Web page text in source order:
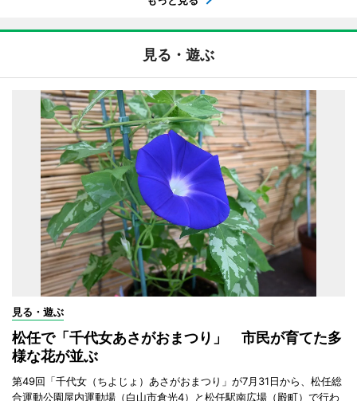
見る・遊ぶ
見る・遊ぶ
松任で「千代女あさがおまつり」 市民が育てた多
様な花が並ぶ
第49回「千代女（ちよじょ）あさがおまつり」が7月31日から、松任総
合運動公園屋内運動場（白山市倉光4）と松任駅南広場（殿町）で行わ